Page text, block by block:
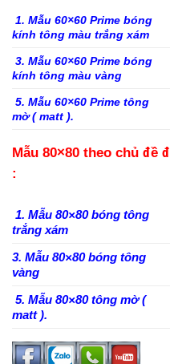
1. Mẫu 60×60 Prime bóng
kính tông màu trắng xám
3. Mẫu 60×60 Prime bóng
kính tông màu vàng
5. Mẫu 60×60 Prime tông
mờ ( matt ).
Mẫu 80×80 theo chủ đề
:
1. Mẫu 80×80 bóng tông
trắng xám
3. Mẫu 80×80 bóng tông
vàng
5. Mẫu 80×80 tông mờ (
matt ).